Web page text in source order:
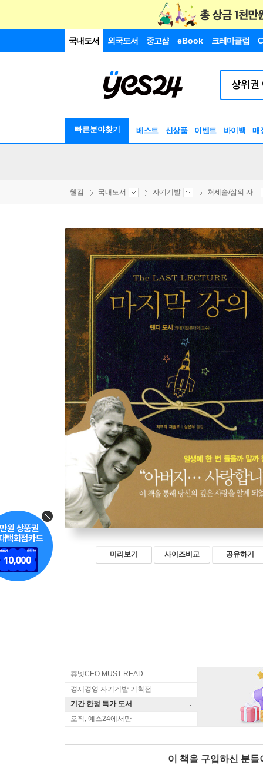
국내도서 외국도서 중고샵 eBook 크레마클럽
빠른분야찾기 베스트 신상품 이벤트 바이백 매
웰컴 국내도서 자기계발 처세술/삶의 자...
미리보기 사이즈비교 공유하기
휴넷CEO MUST READ
경제경영 자기계발 기획전
기간 한정 특가 도서
오직, 예스24에서만
이 책을 구입하신 분